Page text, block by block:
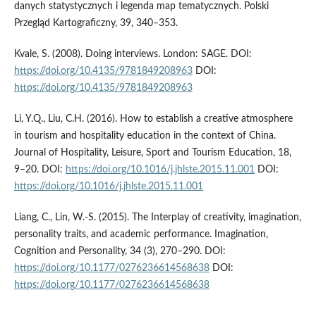
danych statystycznych i legenda map tematycznych. Polski
Przegląd Kartograficzny, 39, 340–353.
Kvale, S. (2008). Doing interviews. London: SAGE. DOI:
https://doi.org/10.4135/9781849208963DOI:
https://doi.org/10.4135/9781849208963
Li, Y.Q., Liu, C.H. (2016). How to establish a creative atmosphere
in tourism and hospitality education in the context of China.
Journal of Hospitality, Leisure, Sport and Tourism Education, 18,
9–20. DOI: https://doi.org/10.1016/j.jhlste.2015.11.001
DOI:
https://doi.org/10.1016/j.jhlste.2015.11.001
Liang, C., Lin, W.-S. (2015). The Interplay of creativity, imagination,
personality traits, and academic performance. Imagination,
Cognition and Personality, 34 (3), 270–290. DOI:
https://doi.org/10.1177/0276236614568638DOI:
https://doi.org/10.1177/0276236614568638